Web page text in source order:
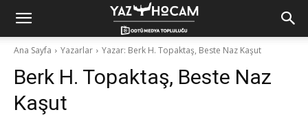
Yaz
Hocam!
Ana Sayfa Yazarlar Yazar: Berk H. Topaktaş, Beste Naz Kaşut
Berk H. Topaktaş, Beste Naz
Kaşut